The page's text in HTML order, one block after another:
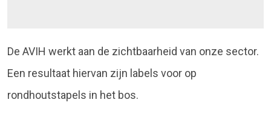
De AVIH werkt aan de zichtbaarheid van onze sector.
Een resultaat hiervan zijn labels voor op
rondhoutstapels in het bos.